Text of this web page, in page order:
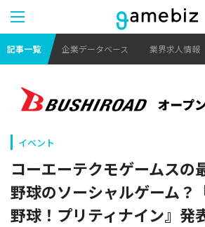
記事一覧 企業データベース 業界求人情報
イベント
コーエーテクモゲームス
野球のソーシャルゲーム？
野球！プリティナイン』発